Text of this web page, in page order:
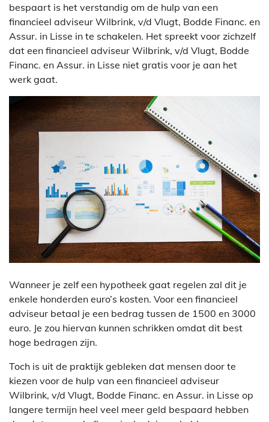
bespaart is het verstandig om de hulp van een
financieel adviseur Wilbrink, v/d Vlugt, Bodde Financ. en
Assur. in Lisse in te schakelen. Het spreekt voor zichzelf
dat een financieel adviseur Wilbrink, v/d Vlugt, Bodde
Financ. en Assur. in Lisse niet gratis voor je aan het
werk gaat.
Wanneer je zelf een hypotheek gaat regelen zal dit je
enkele honderden euro’s kosten. Voor een financieel
adviseur betaal je een bedrag tussen de 1500 en 3000
euro. Je zou hiervan kunnen schrikken omdat dit best
hoge bedragen zijn.
Toch is uit de praktijk gebleken dat mensen door te
kiezen voor de hulp van een financieel adviseur
Wilbrink, v/d Vlugt, Bodde Financ. en Assur. in Lisse op
langere termijn heel veel meer geld bespaard hebben